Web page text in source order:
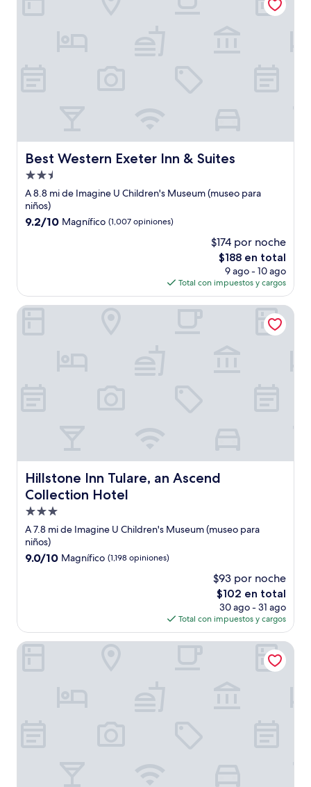
Best Western Exeter Inn & Suites
Best Western Exeter Inn & Suites
Propiedad
de
2.5
estrellas
A 8.8 mi de Imagine U Children's Museum (museo para
niños)
9.2
9.2/10 Magnífico (1,007 opiniones)
$174 por noche
El
precio
actual
es
de
$188 en total
9 ago - 10 ago
Total con impuestos y cargos
Hillstone Inn Tulare, an Ascend
Collection Hotel
Hillstone Inn Tulare, an Ascend Collection Hotel
Propiedad
de
3.0
estrellas
A 7.8 mi de Imagine U Children's Museum (museo para
niños)
9.0
9.0/10 Magnífico (1,198 opiniones)
$93 por noche
El
precio
actual
es
de
$102 en total
30 ago - 31 ago
Total con impuestos y cargos
Hillstone Inn Tulare, an Ascend Collection Hotel
Fairfield Inn by Marriott Visalia Sequoia